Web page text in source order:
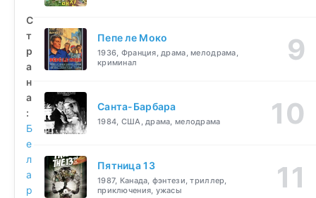
С
т
р
а
н
а
:
Б
е
л
а
р
Пепе ле Моко
1936, Франция, драма, мелодрама,
криминал
Санта-Барбара
1984, США, драма, мелодрама
Пятница 13
1987, Канада, фэнтези, триллер,
приключения, ужасы